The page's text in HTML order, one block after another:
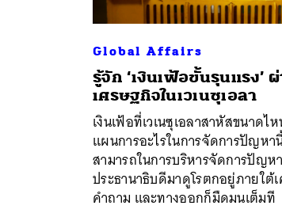
Global Affairs
รู้จัก ‘เงินเฟ้อขั้นรุนแรง’
เศรษฐกิจในเวเนซุเอลา
เงินเฟ้อที่เวเนซุเอลาสาหัสขนาดไ
แผนการอะไรในการจัดการปัญหา
สามารถในการบริหารจัดการปัญห
ประธานาธิบดีมาดูโรตกอยู่ภายใต้
คำถาม และทางออกก็มืดมนเต็มที